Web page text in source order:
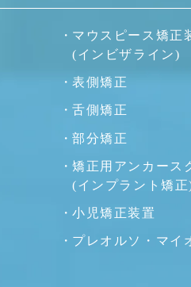
マウスピース矯正
(インビザライン)
表側矯正
舌側矯正
部分矯正
矯正用アンカース
(インプラント矯正
小児矯正装置
プレオルソ・マイ